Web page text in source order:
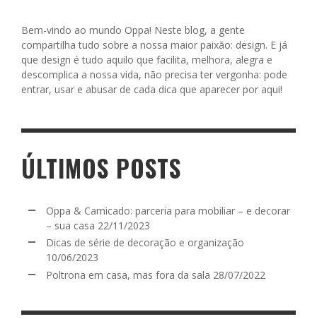
Bem-vindo ao mundo Oppa! Neste blog, a gente
compartilha tudo sobre a nossa maior paixão: design. E já
que design é tudo aquilo que facilita, melhora, alegra e
descomplica a nossa vida, não precisa ter vergonha: pode
entrar, usar e abusar de cada dica que aparecer por aqui!
ÚLTIMOS POSTS
Oppa & Camicado: parceria para mobiliar – e decorar
– sua casa 22/11/2023
Dicas de série de decoração e organização
10/06/2023
Poltrona em casa, mas fora da sala 28/07/2022